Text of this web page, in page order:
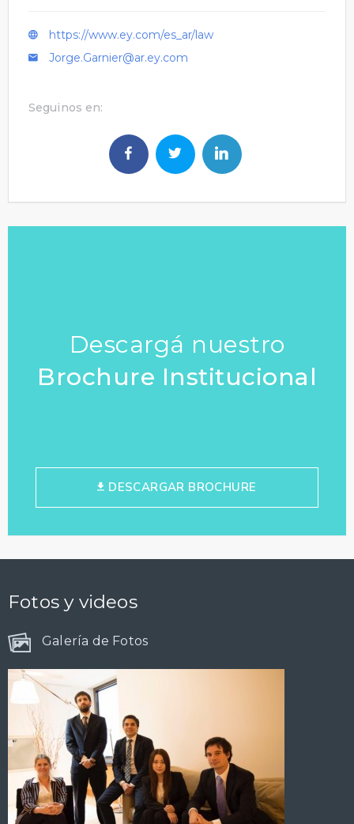
https://www.ey.com/es_ar/law
Jorge.Garnier@ar.ey.com
Seguinos en:
Descargá nuestro
Brochure Institucional
DESCARGAR BROCHURE
Fotos y videos
Galería de Fotos